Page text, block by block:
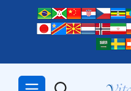
springen